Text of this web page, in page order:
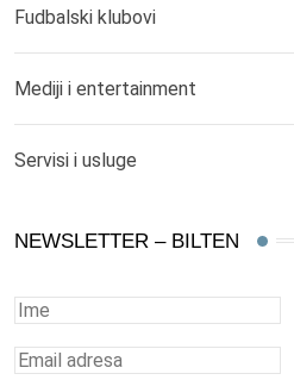
Fudbalski klubovi
Mediji i entertainment
Servisi i usluge
NEWSLETTER – BILTEN